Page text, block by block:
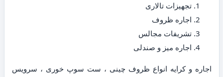
تجهیزات تالاری
اجاره ظروف
تشریفات مجالس
اجاره میز و صندلی
اجاره و کرایه انواع ظروف چینی ، ست سوپ خوری ، سرویس